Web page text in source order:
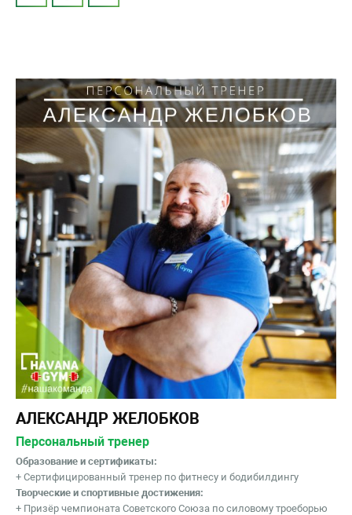
АЛЕКСАНДР ЖЕЛОБКОВ
Персональный тренер
Образование и сертификаты:
+ Сертифицированный тренер по фитнесу и бодибилдингу
Творческие и спортивные достижения:
+ Призёр чемпионата Советского Союза по силовому троеборью